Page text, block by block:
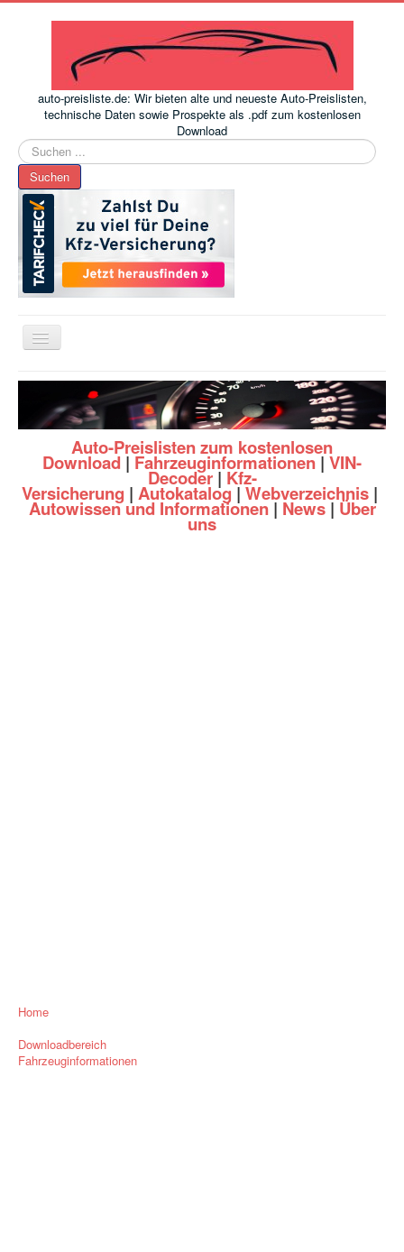
auto-preisliste.de: Wir bieten alte und neueste Auto-Preislisten,
technische Daten sowie Prospekte als .pdf zum kostenlosen
Download
Suchen
...
Suchen
Toggle
Navigation
www.auto-preisliste.de-Auto – Neupreis ermitteln einfach
Auto-Preislisten zum kostenlosen
Download | Fahrzeuginformationen | VIN-
Decoder| Kfz-
Versicherung | Autokatalog | Webverzeichnis |
Autowissen und Informationen| News| Über
uns
Home
Downloadbereich
Fahrzeuginformationen